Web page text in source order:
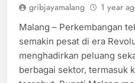
gribjayamalang 1 year
Malang – Perkembangan
semakin pesat di era
menghadirkan peluang
berbagai sektor, termasuk